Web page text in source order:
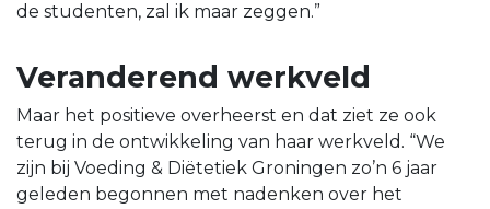
de studenten, zal ik maar zeggen.”
Veranderend werkveld
Maar het positieve overheerst en dat ziet ze ook
terug in de ontwikkeling van haar werkveld. “We
zijn bij Voeding & Diëtetiek Groningen zo’n 6 jaar
geleden begonnen met nadenken over het